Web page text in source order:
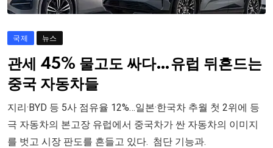
국제 뉴스
관세 45% 물고도 싸다…유럽 뒤흔드는
중국 자동차들
지리·BYD 등 5사 점유율 12%…일본·한국차 추월 첫 2위에 등
극 자동차의 본고장 유럽에서 중국차가 싼 자동차의 이미지
를 벗고 시장 판도를 흔들고 있다. 첨단 기능과.